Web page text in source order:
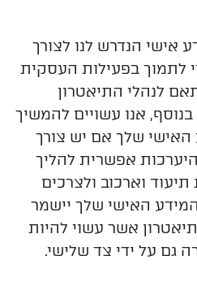
אישי הנדרש לנו לצורך
לתמוך בפעילות העסקית
לנהלי התיאטרון
אנו עשויים להמשיך
שלך אם יש צורך
אפשרית להליך
וארכוב ולצרכים
האישי שלך יישמר
אשר עשוי להיות
גם על ידי צד שלישי.